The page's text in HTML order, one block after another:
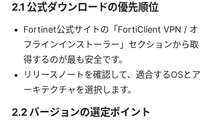
2.1 公式ダウンロードの優先順位
Fortinet公式サイトの「FortiClient VPN / オ
フラインインストーラー」セクションから取
得するのが最も安全です。
リリースノートを確認して、適合するOSとア
ーキテクチャを選択します。
2.2 バージョンの選定ポイント